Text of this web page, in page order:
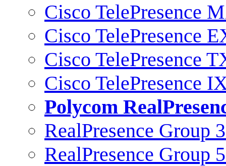
Cisco TelePresence
Cisco TelePresence
Cisco TelePresence
Cisco TelePresence
Polycom
RealPresence Group
RealPresence Group